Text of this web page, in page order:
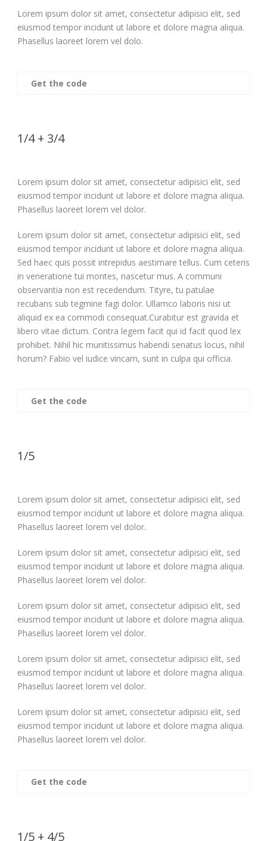
Lorem ipsum dolor sit amet, consectetur adipisici elit, sed
eiusmod tempor incidunt ut labore et dolore magna aliqua.
Phasellus laoreet lorem vel dolo.
Get the code
1/4 + 3/4
Lorem ipsum dolor sit amet, consectetur adipisici elit, sed
eiusmod tempor incidunt ut labore et dolore magna aliqua.
Phasellus laoreet lorem vel dolor.
Lorem ipsum dolor sit amet, consectetur adipisici elit, sed
eiusmod tempor incidunt ut labore et dolore magna aliqua.
Sed haec quis possit intrepidus aestimare tellus. Cum ceteris
in veneratione tui montes, nascetur mus. A communi
observantia non est recedendum. Tityre, tu patulae
recubans sub tegmine fagi dolor. Ullamco laboris nisi ut
aliquid ex ea commodi consequat.Curabitur est gravida et
libero vitae dictum. Contra legem facit qui id facit quod lex
prohibet. Nihil hic munitissimus habendi senatus locus, nihil
horum? Fabio vel iudice vincam, sunt in culpa qui officia.
Get the code
1/5
Lorem ipsum dolor sit amet, consectetur adipisici elit, sed
eiusmod tempor incidunt ut labore et dolore magna aliqua.
Phasellus laoreet lorem vel dolor.
Lorem ipsum dolor sit amet, consectetur adipisici elit, sed
eiusmod tempor incidunt ut labore et dolore magna aliqua.
Phasellus laoreet lorem vel dolor.
Lorem ipsum dolor sit amet, consectetur adipisici elit, sed
eiusmod tempor incidunt ut labore et dolore magna aliqua.
Phasellus laoreet lorem vel dolor.
Lorem ipsum dolor sit amet, consectetur adipisici elit, sed
eiusmod tempor incidunt ut labore et dolore magna aliqua.
Phasellus laoreet lorem vel dolor.
Lorem ipsum dolor sit amet, consectetur adipisici elit, sed
eiusmod tempor incidunt ut labore et dolore magna aliqua.
Phasellus laoreet lorem vel dolor.
Get the code
1/5 + 4/5